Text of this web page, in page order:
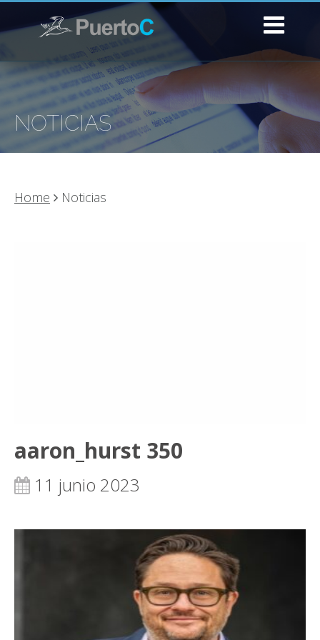
NOTICIAS
Home Noticias
aaron_hurst 350
11 junio 2023